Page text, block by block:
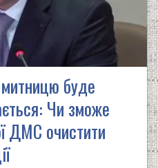
буде
Чи зможе
ДМС очистити